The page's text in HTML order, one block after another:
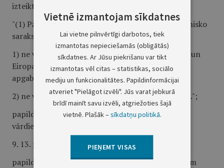
izteikt pirmo daļu šādā redakcijā:
"(1) Pārvalde sagatavo sākotnējo vēlētāju elektronisko
sarakstu:
1) ne vēlāk kā 75 dienas pirms pašvaldības domes un
Eiropas Parlamenta vēlēšanām katram vēlēšanu
apgabalam;
2) ne vēlāk kā 35 dienas pirms Saeimas vēlēšanām.";
papildināt piekto daļu pēc vārda "Parlamenta" ar
vārdiem "vai Saeimas".
9. 13. pantā:
papildināt pirmo daļu pēc vārda "pirms" ar vārdiem
Vietnē izmantojam sīkdatnes
Lai vietne pilnvērtīgi darbotos, tiek
izmantotas nepieciešamās (obligātās)
sīkdatnes. Ar Jūsu piekrišanu var tikt
izmantotas vēl citas – statistikas, sociālo
mediju un funkcionalitātes. Papildinformācijai
atveriet "Pielāgot izvēli". Jūs varat jebkurā
brīdī mainīt savu izvēli, atgriežoties šajā
vietnē. Plašāk –sīkdatņu politikā.
PIEŅEMT VISAS